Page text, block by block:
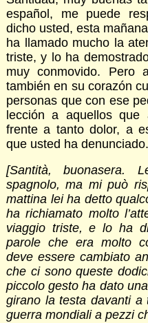
español, me puede
dicho usted, esta
ha llamado mucho la
triste, y lo ha
muy conmovido. Pero
también en su corazón
personas que con ese
lección a aquellos
frente a tanto dolor, a
que usted ha denunciado.
[Santità, buonasera.
spagnolo, ma mi può
mattina lei ha detto
ha richiamato molto
viaggio triste, e lo ha
parole che era molto
deve essere cambiato
che ci sono queste
piccolo gesto ha dato
girano la testa davanti a
guerra mondiali a pezzi